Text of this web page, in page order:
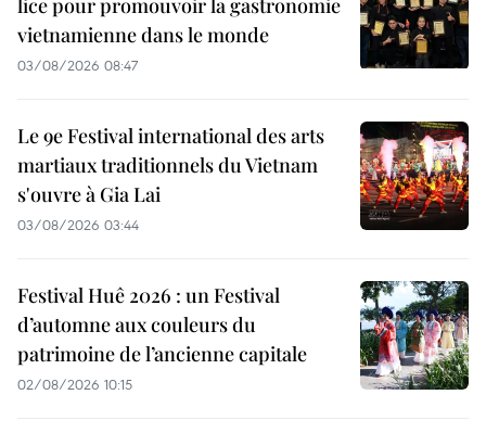
lice pour promouvoir la gastronomie
vietnamienne dans le monde
03/08/2026 08:47
Le 9e Festival international des arts
martiaux traditionnels du Vietnam
s'ouvre à Gia Lai
03/08/2026 03:44
Festival Huê 2026 : un Festival
d’automne aux couleurs du
patrimoine de l’ancienne capitale
02/08/2026 10:15